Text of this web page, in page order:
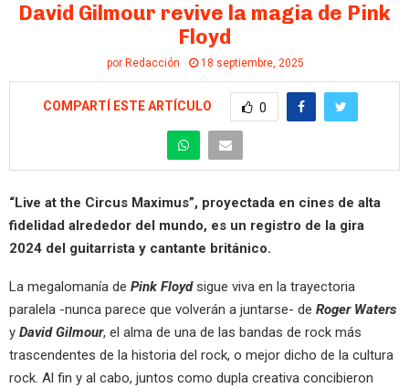
David Gilmour revive la magia de Pink
Floyd
por Redacción 18 septiembre, 2025
COMPARTÍ ESTE ARTÍCULO 0
“Live at the Circus Maximus”, proyectada en cines de alta
fidelidad alrededor del mundo, es un registro de la gira
2024 del guitarrista y cantante británico.
La megalomanía de Pink Floydsigue viva en la trayectoria
paralela -nunca parece que volverán a juntarse- de Roger Waters
y David Gilmour, el alma de una de las bandas de rock más
trascendentes de la historia del rock, o mejor dicho de la cultura
rock. Al fin y al cabo, juntos como dupla creativa concibieron